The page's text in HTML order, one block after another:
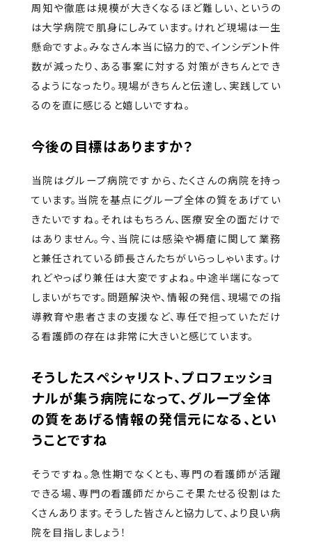
周知や徹底は規模が大きくなるほど難しい、というの
は大学病院で肌身にしみています。けれど現場は一生
懸命ですよ。みなさん本当に協力的で、インシデント件
数が減ったり、ある事案に対する対策がきちんとでき
るようになったり。現場がきちんと伝達し、実践してい
るのを直に感じると嬉しいですね。
今後の目標はありますか？
当院はグループ病院ですから、たくさんの病院を持っ
ています。当院を基点にグループ全体の質をあげてい
きたいですね。それはもちろん、医療安全の面だけで
はありません。今、当院には感染や褥瘡に関して業務
と兼任されている師長さんたちがいらっしゃいます。け
れどやっぱり兼任は大変ですよね。中途半端になって
しまいがちです。問題解決や、情報の発信、現場での指
導教育や患者さまの支援など、専任で担っていただけ
る看護師の存在は非常に大きいと感じています。
そうしたスペシャリスト、プロフェッショ
ナルが集う病院になって、グループ全体
の質をあげる情報の発信元になる、とい
うことですね
そうですね。急性期でなくとも、専門の看護師が活躍
できる場、専門の看護師だからこそ果たせる役割はた
くさんあります。そうした皆さんと協力して、より良い病
院を目指しましょう！